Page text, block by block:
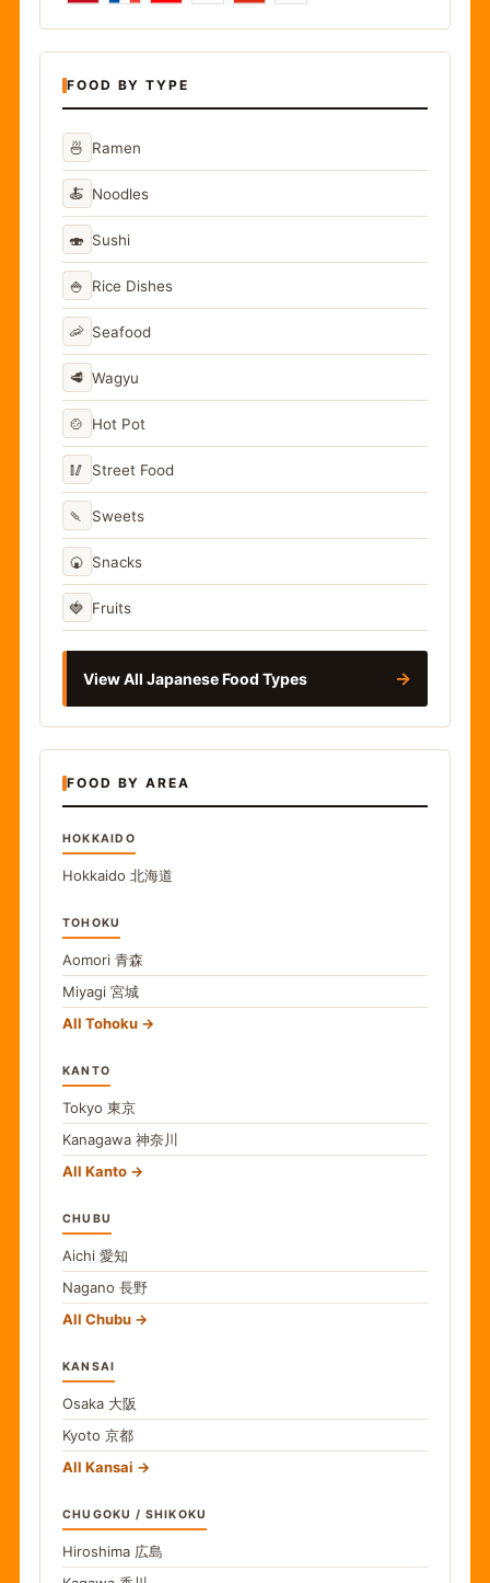
FOOD BY TYPE
🍜 Ramen
🍝 Noodles
🍣 Sushi
🍚 Rice Dishes
🦐 Seafood
🥩 Wagyu
🍲 Hot Pot
🥢 Street Food
🍡 Sweets
🍘 Snacks
🍓 Fruits
View All Japanese Food Types →
FOOD BY AREA
HOKKAIDO
Hokkaido 北海道
TOHOKU
Aomori 青森
Miyagi 宮城
All Tohoku
KANTO
Tokyo 東京
Kanagawa 神奈川
All Kanto
CHUBU
Aichi 愛知
Nagano 長野
All Chubu
KANSAI
Osaka 大阪
Kyoto 京都
All Kansai
CHUGOKU / SHIKOKU
Hiroshima 広島